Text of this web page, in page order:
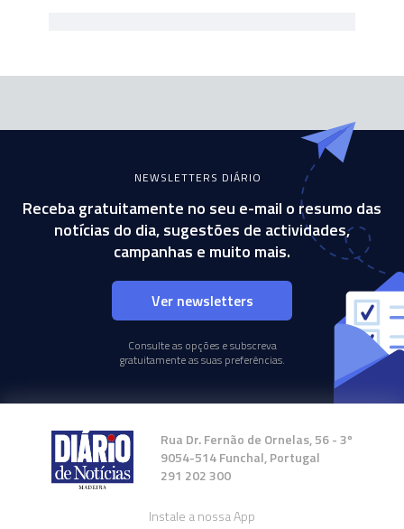
NEWSLETTERS DIÁRIO
Receba gratuitamente no seu e-mail o resumo das
notícias do dia, sugestões de actividades,
campanhas e muito mais.
Ver newsletters
Consulte as opções e subscreva
gratuitamente as suas preferências.
Rua Dr. Fernão de Ornelas, 56 - 3º
9054-514 Funchal, Portugal
291 202 300
Instale a nossa App